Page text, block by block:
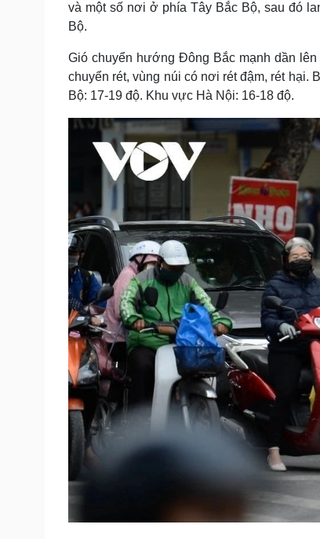
Sản phụ khoa
Nhi khoa
Làm đẹp - giảm cân
Phòng mạch online
Ăn sạch sống khỏe
Tình yêu - Gia
Cải chính
và một số nơi ở phía Tây Bắc Bộ, sau đó
Bộ.
Gió chuyển hướng Đông Bắc mạnh dần
chuyển rét, vùng núi có nơi rét đậm, rét hại.
Bộ: 17-19 độ. Khu vực Hà Nội: 16-18 độ.